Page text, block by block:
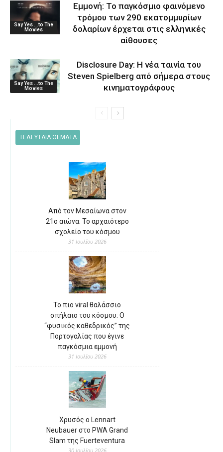
Say Yes ...to The
Movies
Εμμονή: Το παγκόσμιο φαινόμενο
τρόμου των 290 εκατομμυρίων
δολαρίων έρχεται στις ελληνικές
αίθουσες
Say Yes ...to The
Movies
Disclosure Day: Η νέα ταινία του
Steven Spielberg από σήμερα στους
κινηματογράφους
ΤΕΛΕΥΤΑΙΑ ΘΕΜΑΤΑ
Από τον Μεσαίωνα στον
21ο αιώνα: Το αρχαιότερο
σχολείο του κόσμου
31 Ιουλίου 2026
Το πιο viral θαλάσσιο
σπήλαιο του κόσμου: Ο
“φυσικός καθεδρικός” της
Πορτογαλίας που έγινε
παγκόσμια εμμονή
31 Ιουλίου 2026
Χρυσός ο Lennart
Neubauer στο PWA Grand
Slam της Fuerteventura
30 Ιουλίου 2026